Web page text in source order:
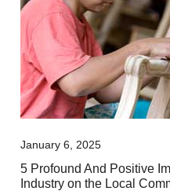
January 6, 2025
5 Profound And Positive
Industry on the Local